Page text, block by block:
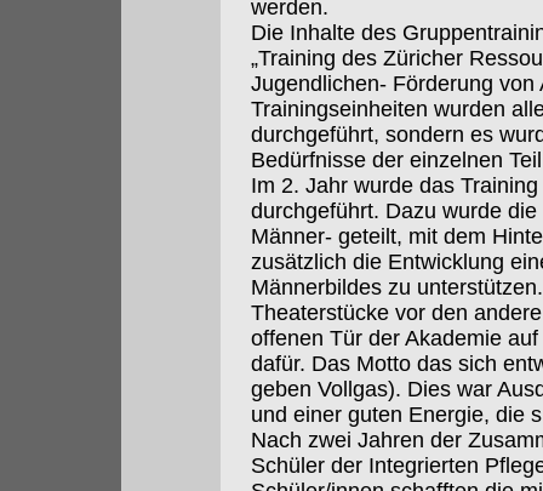
werden.
Die Inhalte des
„Training des Züricher
Jugendlichen- Förderung von
Trainingseinheiten wurden
durchgeführt, sondern es
Bedürfnisse der einzelnen
Im 2. Jahr wurde das
durchgeführt. Dazu wurde
Männer- geteilt, mit dem
zusätzlich die Entwicklung
Männerbildes zu
Theaterstücke vor den
offenen Tür der Akademie
dafür. Das Motto das sich
geben Vollgas). Dies war
und einer guten Energie, die
Nach zwei Jahren der
Schüler der Integrierten